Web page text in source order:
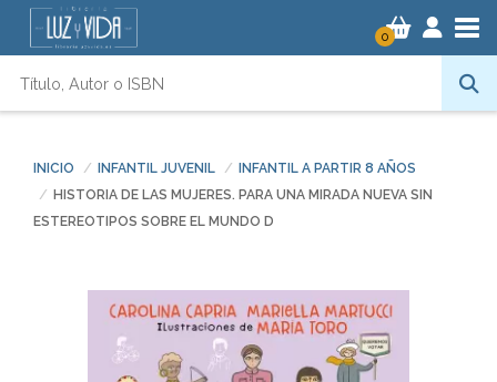
0
INICIO INFANTIL JUVENIL
INFANTIL A PARTIR 8 AÑOS
HISTORIA DE LAS MUJERES. PARA UNA MIRADA NUEVA SIN
ESTEREOTIPOS SOBRE EL MUNDO D